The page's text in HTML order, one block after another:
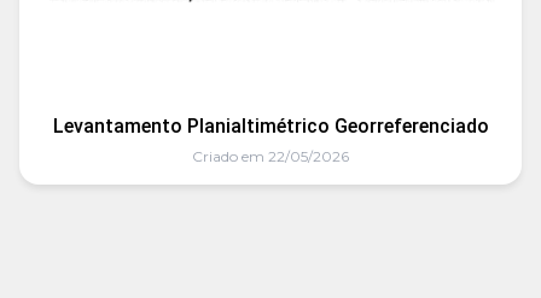
Levantamento Planialtimétrico Georreferenciado
Criado em 22/05/2026